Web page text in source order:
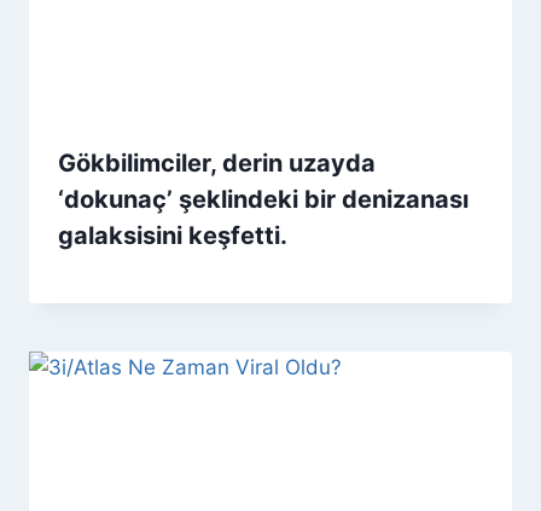
Gökbilimciler, derin uzayda
‘dokunaç’ şeklindeki bir denizanası
galaksisini keşfetti.